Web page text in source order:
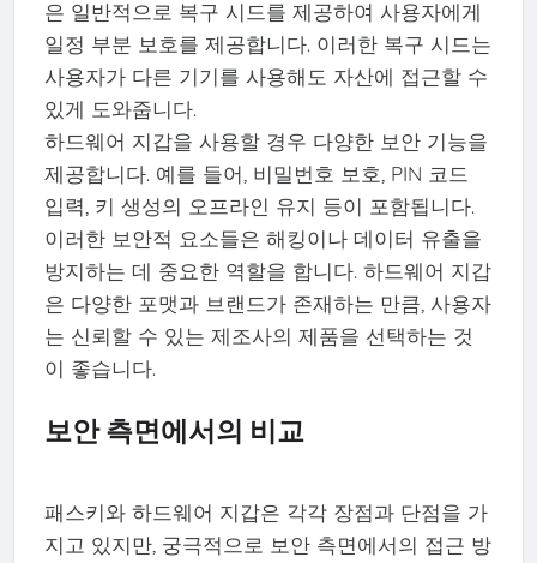
은 일반적으로 복구 시드를 제공하여 사용자에게
일정 부분 보호를 제공합니다. 이러한 복구 시드는
사용자가 다른 기기를 사용해도 자산에 접근할 수
있게 도와줍니다.
하드웨어 지갑을 사용할 경우 다양한 보안 기능을
제공합니다. 예를 들어, 비밀번호 보호, PIN 코드
입력, 키 생성의 오프라인 유지 등이 포함됩니다.
이러한 보안적 요소들은 해킹이나 데이터 유출을
방지하는 데 중요한 역할을 합니다. 하드웨어 지갑
은 다양한 포맷과 브랜드가 존재하는 만큼, 사용자
는 신뢰할 수 있는 제조사의 제품을 선택하는 것
이 좋습니다.
보안 측면에서의 비교
패스키와 하드웨어 지갑은 각각 장점과 단점을 가
지고 있지만, 궁극적으로 보안 측면에서의 접근 방